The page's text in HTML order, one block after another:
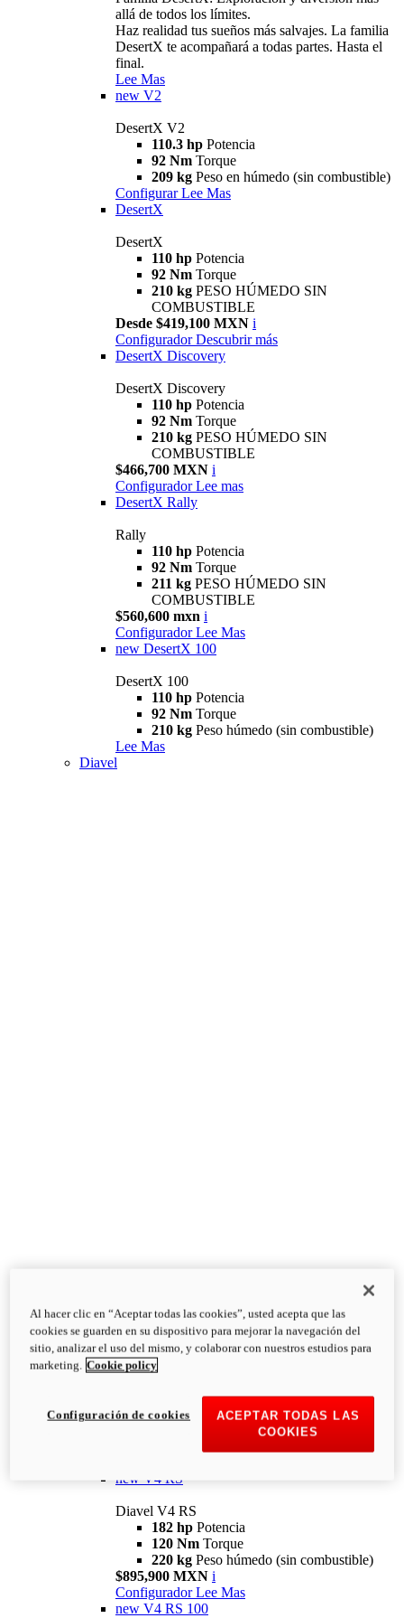
allá de todos los límites.
Haz realidad tus sueños más salvajes. La familia
DesertX te acompañará a todas partes. Hasta el
final.
Lee Mas
new V2
DesertX V2
110.3 hp Potencia
92 Nm Torque
209 kg Peso en húmedo (sin combustible)
Configurar Lee Mas
DesertX
DesertX
110 hp Potencia
92 Nm Torque
210 kg PESO HÚMEDO SIN
COMBUSTIBLE
Desde $419,100 MXN i
Configurador Descubrir más
DesertX Discovery
DesertX Discovery
110 hp Potencia
92 Nm Torque
210 kg PESO HÚMEDO SIN
COMBUSTIBLE
$466,700 MXN i
Configurador Lee mas
DesertX Rally
Rally
110 hp Potencia
92 Nm Torque
211 kg PESO HÚMEDO SIN
COMBUSTIBLE
$560,600 mxn i
Configurador Lee Mas
new DesertX 100
DesertX 100
110 hp Potencia
92 Nm Torque
210 kg Peso húmedo (sin combustible)
Lee Mas
Diavel
Diavel
V4
Diavel V4
126 NmTorque
223 kg
PESO HÚMEDO SIN
new V4 RS
Diavel V4 RS
182 hp Potencia
120 Nm Torque
220 kg Peso húmedo (sin combustible)
$895,900 MXN i
Configurador Lee Mas
new V4 RS 100
Al hacer clic en “Aceptar todas las cookies”, usted acepta que las
cookies se guarden en su dispositivo para mejorar la navegación del
sitio, analizar el uso del mismo, y colaborar con nuestros estudios para
marketing. Cookie policy
ACEPTAR TODAS LAS
COOKIES
Configuración de cookies